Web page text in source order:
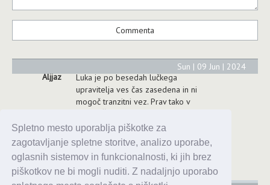
Spletno mesto uporablja piškotke za
zagotavljanje spletne storitve, analizo uporabe,
oglasnih sistemov in funkcionalnosti, ki jih brez
piškotkov ne bi mogli nuditi. Z nadaljnjo uporabo
Aljjaz
Luka je po besedah lučkega
upravitelja ves čas zasedena in ni
mogoč tranzitni vez. Prav tako v
tako. Priporočam postanek v
Podgori, ki je najbližja luka in se
vedno najde prostor, pa še
prijazni so.
Sun | 09 Jun | 2024